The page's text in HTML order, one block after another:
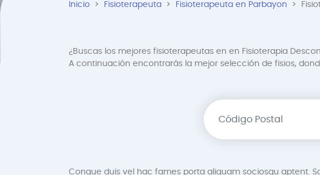
Inicio Fisioterapeuta Fisioterapeuta en Parbayon
¿Buscas los mejores fisioterapeutas en en Fisioterapia
A continuación encontrarás la mejor selección de fisios,
Congue duis vel hac fames porta aliquam sociosqu aptent.